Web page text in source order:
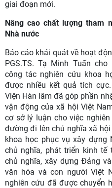
giai đoạn mới.
Nâng cao chất lượng tham
Nhà nước
Báo cáo khái quát về hoạt
PGS.TS. Tạ Minh Tuấn
công tác nghiên cứu khoa
được nhiều kết quả tích
Viện Hàn lâm đã góp phần
vận động của xã hội Việt
cơ sở lý luận cho việc
đường đi lên chủ nghĩa xã
khoa học phục vụ xây dựng
chủ nghĩa, phát triển kinh
chủ nghĩa, xây dựng Đảng
văn hóa và con người Việt
nghiên cứu đã được chuyển